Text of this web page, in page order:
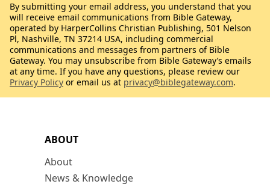
ABOUT
About
News & Knowledge
By submitting your email address, you understand that you
will receive email communications from Bible Gateway,
operated by HarperCollins Christian Publishing, 501 Nelson
Pl, Nashville, TN 37214 USA, including commercial
communications and messages from partners of Bible
Gateway. You may unsubscribe from Bible Gateway’s emails
at any time. If you have any questions, please review our
Privacy Policy or email us at privacy@biblegateway.com.